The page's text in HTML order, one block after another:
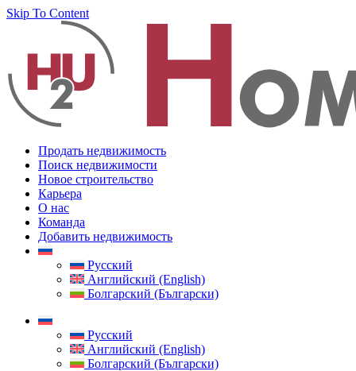
Skip To Content
Продать недвижимость
Поиск недвижимости
Новое строительство
Карьера
О нас
Команда
Добавить недвижимость
Русский
Английский (English)
Болгарский (Български)
Русский
Английский (English)
Болгарский (Български)